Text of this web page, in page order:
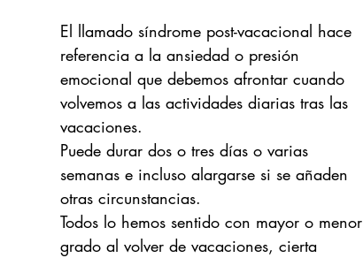
El llamado síndrome post-vacacional hace
referencia a la ansiedad o presión
emocional que debemos afrontar cuando
volvemos a las actividades diarias tras las
vacaciones.
Puede durar dos o tres días o varias
semanas e incluso alargarse si se añaden
otras circunstancias.
Todos lo hemos sentido con mayor o menor
grado al volver de vacaciones, cierta